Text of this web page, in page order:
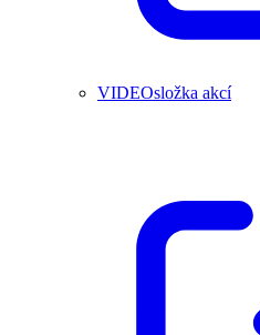
VIDEOsložka akcí